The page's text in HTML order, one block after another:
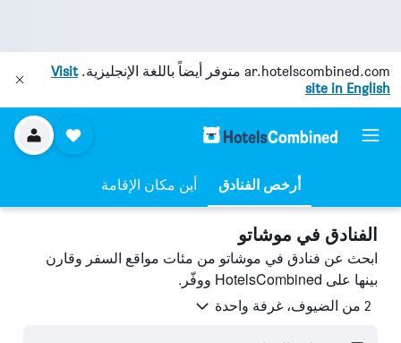
ar.hotelscombined.com متوفر أيضاً باللغة الإنجليزية.Visit
site in English
أرخص الفنادق أين مكان الإقامة
الفنادق في موشاتو
ابحث عن فنادق في موشاتو من مئات مواقع السفر وقارن
بينها على HotelsCombined ووفّر.
2 من الضيوف، غرفة واحدة